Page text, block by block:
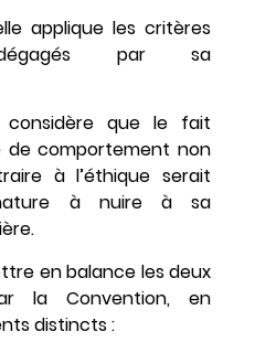
applique les critères
dégagés par sa
considère que le fait
de comportement non
à l’éthique serait
à nuire à sa
en balance les deux
la Convention, en
distincts :